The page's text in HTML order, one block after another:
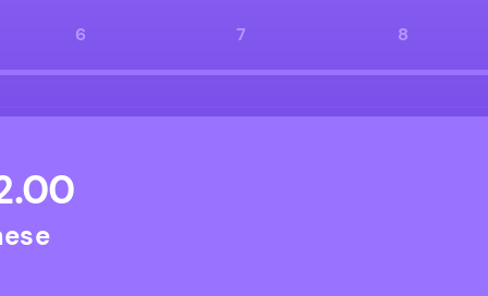
6 7 8